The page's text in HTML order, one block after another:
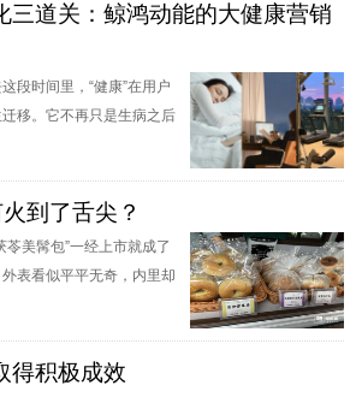
三道关：鲸鸿动能的大健康营销
段时间里，“健康”在用户
移。它不再只是生病之后
到了舌尖？
美髯包”一经上市就成了
表看似平平无奇，内里却
得积极成效